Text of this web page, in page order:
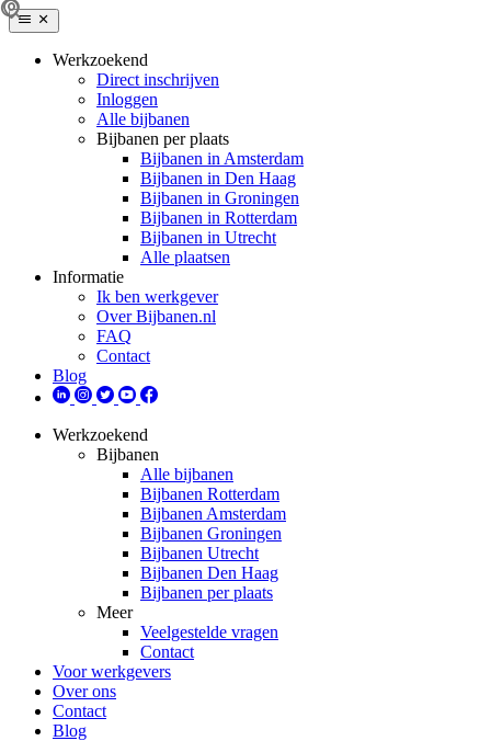
Werkzoekend
Direct inschrijven
Inloggen
Alle bijbanen
Bijbanen per plaats
Bijbanen in Amsterdam
Bijbanen in Den Haag
Bijbanen in Groningen
Bijbanen in Rotterdam
Bijbanen in Utrecht
Alle plaatsen
Informatie
Ik ben werkgever
Over Bijbanen.nl
FAQ
Contact
Blog
Werkzoekend
Bijbanen
Alle bijbanen
Bijbanen Rotterdam
Bijbanen Amsterdam
Bijbanen Groningen
Bijbanen Utrecht
Bijbanen Den Haag
Bijbanen per plaats
Meer
Veelgestelde vragen
Contact
Voor werkgevers
Over ons
Contact
Blog